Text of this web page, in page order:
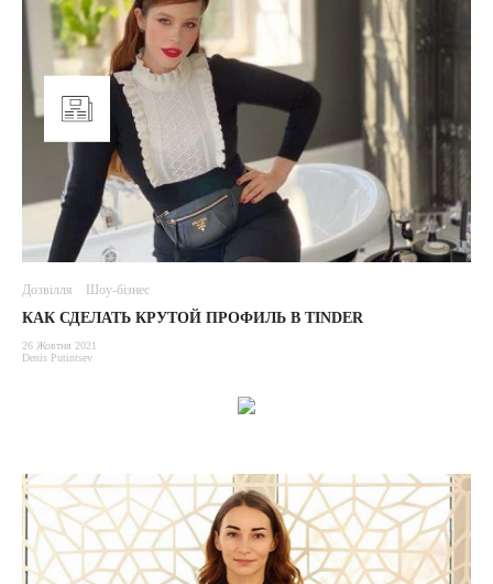
Дозвілля Шоу-бізнес
КАК СДЕЛАТЬ КРУТОЙ ПРОФИЛЬ В TINDER
26 Жовтня 2021
Denis Putintsev